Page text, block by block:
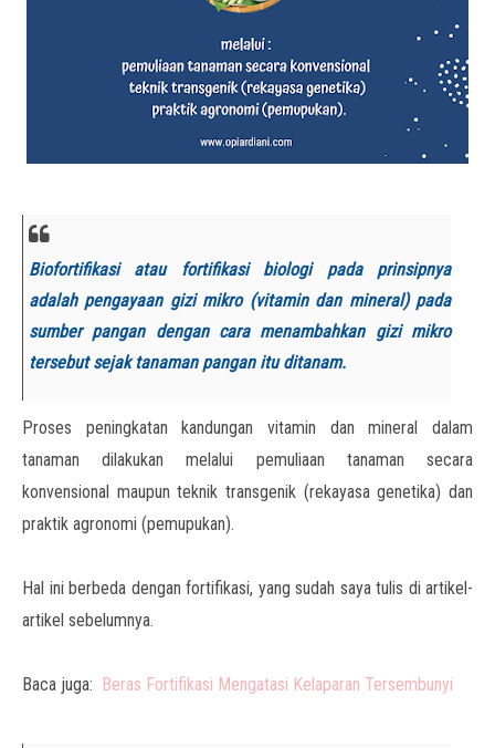
Biofortifikasi atau fortifikasi biologi pada prinsipnya
adalah pengayaan gizi mikro (vitamin dan mineral) pada
sumber pangan dengan cara menambahkan gizi mikro
tersebut sejak tanaman pangan itu ditanam.
Proses peningkatan kandungan vitamin dan mineral dalam
tanaman dilakukan melalui pemuliaan tanaman secara
konvensional maupun teknik transgenik (rekayasa genetika) dan
praktik agronomi (pemupukan).
Hal ini berbeda dengan fortifikasi, yang sudah saya tulis di artikel-
artikel sebelumnya.
Baca juga: Beras Fortifikasi Mengatasi Kelaparan Tersembunyi